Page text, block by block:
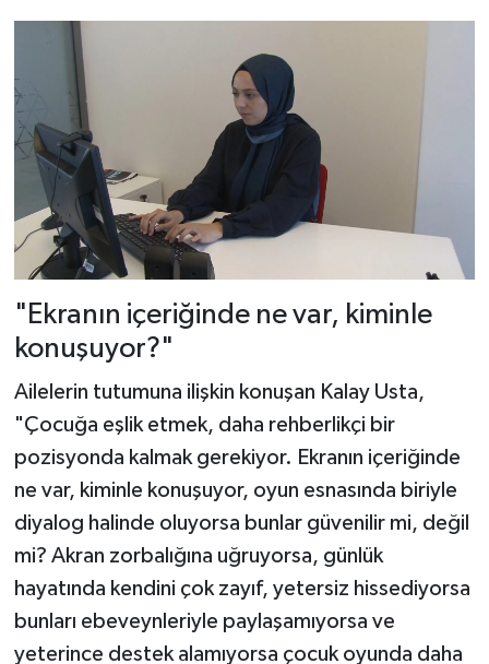
"Ekranın içeriğinde ne var, kiminle
konuşuyor?"
Ailelerin tutumuna ilişkin konuşan Kalay Usta,
"Çocuğa eşlik etmek, daha rehberlikçi bir
pozisyonda kalmak gerekiyor. Ekranın içeriğinde
ne var, kiminle konuşuyor, oyun esnasında biriyle
diyalog halinde oluyorsa bunlar güvenilir mi, değil
mi? Akran zorbalığına uğruyorsa, günlük
hayatında kendini çok zayıf, yetersiz hissediyorsa
bunları ebeveynleriyle paylaşamıyorsa ve
yeterince destek alamıyorsa çocuk oyunda daha